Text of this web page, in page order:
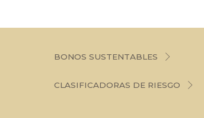
BONOS SUSTENTABLES
CLASIFICADORAS DE RIESGO